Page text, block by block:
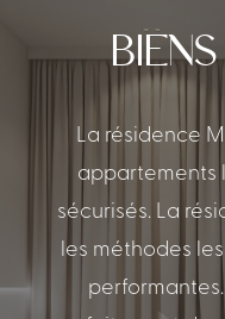
BIENS
La résidence
appartements
sécurisés. La
les méthodes les
performantes.